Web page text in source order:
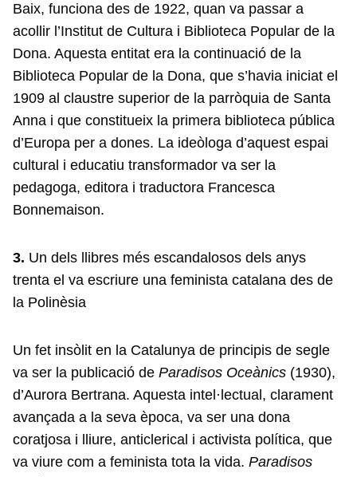
Baix, funciona des de 1922, quan va passar a
acollir l’Institut de Cultura i Biblioteca Popular de la
Dona. Aquesta entitat era la continuació de la
Biblioteca Popular de la Dona, que s’havia iniciat el
1909 al claustre superior de la parròquia de Santa
Anna i que constitueix la primera biblioteca pública
d’Europa per a dones. La ideòloga d’aquest espai
cultural i educatiu transformador va ser la
pedagoga, editora i traductora Francesca
Bonnemaison.
3. Un dels llibres més escandalosos dels anys
trenta el va escriure una feminista catalana des de
la Polinèsia
Un fet insòlit en la Catalunya de principis de segle
va ser la publicació de Paradisos Oceànics (1930),
d’Aurora Bertrana. Aquesta intel·lectual, clarament
avançada a la seva època, va ser una dona
coratjosa i lliure, anticlerical i activista política, que
va viure com a feminista tota la vida. Paradisos